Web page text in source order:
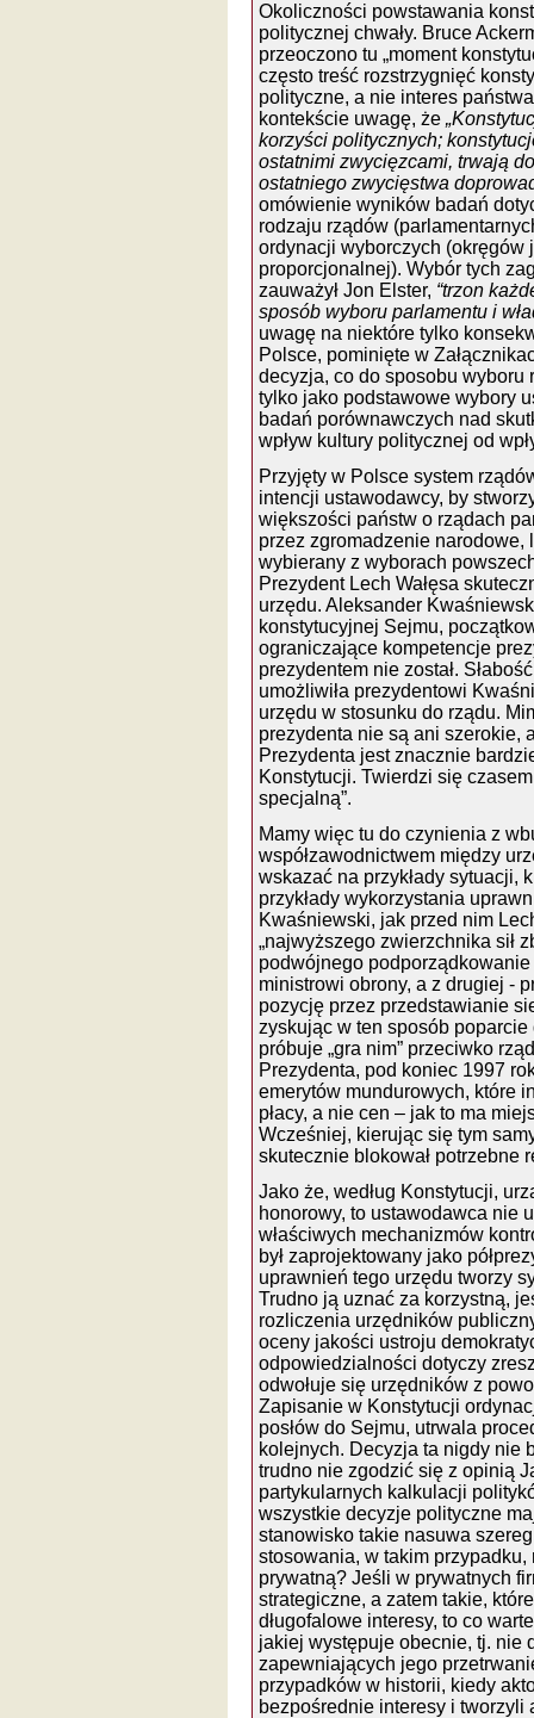
Okoliczności powstawania
politycznej chwały. Bruce
przeoczono tu „moment
często treść rozstrzygnięć
polityczne, a nie interes
kontekście uwagę, że
korzyści politycznych;
ostatnimi zwycięzcami, trwają
ostatniego zwycięstwa
omówienie wyników badań
rodzaju rządów
ordynacji wyborczych (okręgów
proporcjonalnej). Wybór tych
zauważył Jon Elster, “trzon
sposób wyboru parlamentu i
uwagę na niektóre tylko
Polsce, pominięte w
decyzja, co do sposobu wyboru
tylko jako podstawowe wybory
badań porównawczych nad
wpływ kultury politycznej od
Przyjęty w Polsce system
intencji ustawodawcy, by
większości państw o rządach
przez zgromadzenie
wybierany z wyborach
Prezydent Lech Wałęsa
urzędu. Aleksander
konstytucyjnej Sejmu,
ograniczające kompetencje
prezydentem nie został.
umożliwiła prezydentowi
urzędu w stosunku do rządu.
prezydenta nie są ani szerokie,
Prezydenta jest znacznie
Konstytucji. Twierdzi się
specjalną”.
Mamy więc tu do czynienia z
współzawodnictwem między
wskazać na przykłady sytuacji,
przykłady wykorzystania
Kwaśniewski, jak przed nim
„najwyższego zwierzchnika sił
podwójnego
ministrowi obrony, a z drugiej -
pozycję przez przedstawianie
zyskując w ten sposób
próbuje „gra nim” przeciwko
Prezydenta, pod koniec 1997
emerytów mundurowych, które
płacy, a nie cen – jak to ma
Wcześniej, kierując się tym
skutecznie blokował potrzebne
Jako że, według Konstytucji,
honorowy, to ustawodawca nie
właściwych mechanizmów
był zaprojektowany jako
uprawnień tego urzędu tworzy
Trudno ją uznać za korzystną,
rozliczenia urzędników
oceny jakości ustroju
odpowiedzialności dotyczy
odwołuje się urzędników z
Zapisanie w Konstytucji
posłów do Sejmu, utrwala
kolejnych. Decyzja ta nigdy nie
trudno nie zgodzić się z opinią
partykularnych kalkulacji
wszystkie decyzje polityczne
stanowisko takie nasuwa
stosowania, w takim
prywatną? Jeśli w prywatnych
strategiczne, a zatem takie,
długofalowe interesy, to co
jakiej występuje obecnie, tj. nie
zapewniających jego
przypadków w historii, kiedy
bezpośrednie interesy i tworzyli